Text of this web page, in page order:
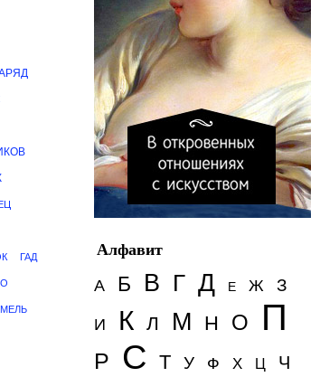
ГАД
Алфавит
А
Б В Г Д Е Ж З
И К Л М Н О П
Р С Т У Ф Х Ц Ч